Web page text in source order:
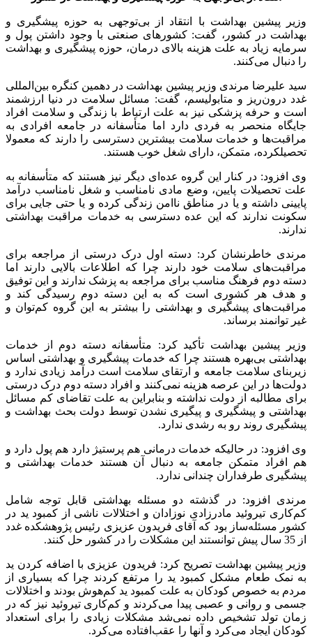
و
وزیر پیشین بهداشت با انتقاد از بی‌توجهی به حوزه پیشگیری و
بهداشت در کشور، گفت:‌ کشورهای صنعتی با وجود داشتن پول و
سرمایه زیاد به علت هزینه بالای درمان، حوزه پیشگیری و بهداشت
را دنبال می‌کنند.
سید علیرضا مرندی وزیر پیشین بهداشت در دهمین کنگره بین‌المللی
غدد درون‌ریز و متابولیسم، گفت: مسائل سلامت در دنیا ارزشمند
است و حرفه پزشکی نیز به علت ارتباط با زندگی و سلامت افراد
جایگاه منحصر به‌ فردی دارد اما متأسفانه در جامعه افرادی به
مراقبت‌ها و خدمات سلامت بیشترین دسترسی را دارند که معمولا
تحصیلکرده، متمکن، دارای شغل خوب هستند.
وی افزود: در کنار این گروه عده‌ای دیگر نیز هستند که متأسفانه به
علت تحصیلات پایین، وضع مادی نامناسب و شغل نامناسب درآمد
پایینی داشته و یا در مناطق ناامن زندگی کرده و یا حتی جایی برای
سکونت ندارند که این عده دسترسی به خدمات مراقبت بهداشتی
ندارند.
مرندی خاطرنشان کرد: دسته اول درک درستی از مراجعه برای
مراقبت‌های سلامت خود دارند چرا که اطلاعات بالایی دارند اما
دسته دوم فرهنگ مناسب برای مراجعه به پزشک ندارند و این توفیق
و هدف هر کشوری است که به این دسته دوم رسیدگی کند و
مراقبت‌های پیشگیری و بهداشتی را بیشتر به این گروه کم‌توان و
غیر توانمند برساند.
وزیر پیشین بهداشت تأکید کرد:‌ متأسفانه دسته دوم از خدمات
بهداشتی بی‌بهره هستند چرا که خدمات پیشگیری و بهداشتی اساس
زیربنای سلامت جامعه و ارتقای سلامت است درآمد زیادی ندارد و
دولت‌ها در این عرصه هزینه نمی‌کنند و افراد دسته دوم درک درستی
برای مطالبه از دولت نداشته و بنابراین به علت تقاضای کم مسائل
بهداشتی و پیشگیری و پیگیری نشدن توسط دولت بحث بهداشت و
پیشگیری روند رو به رشدی ندارد.
وی افزود: در حالیکه خدمات درمانی هم پرستیژ دارد هم پول دارد و
هم افراد متمکن جامعه به دنبال آن هستند خدمات بهداشتی و
پیشگیری طرفداران چندانی ندارد.
مرندی افزود: در گذشته دو مسئله بهداشتی قابل توجه شامل
کم‌کاری تیروئید مادرزادی نوزادان و اختلالات ناشی از کمبود ید در
کشور مسئله‌ساز بود که آقای فریدون عزیزی رئیس پژوهشکده غدد
از 35 سال پیش توانستند این مشکلات را در کشور حل کنند.
وزیر پیشین بهداشت تصریح کرد:‌ فریدون عزیزی با اضافه کردن ید
به نمک طعام مشکل کمبود ید را مرتفع کردند چرا که بسیاری از
مردم به خصوص کودکان به علت کمبود ید کم‌هوش بودند و اختلالات
جسمی و روانی و عصبی پیدا می‌کردند و کم‌کاری تیروئید نیز که در
زمان تولد تشخیص داده نمی‌شد مشکلات زیادی را برای استعداد
کودکان ایجاد می‌کرد و آنها را عقب‌افتاده می‌کرد.